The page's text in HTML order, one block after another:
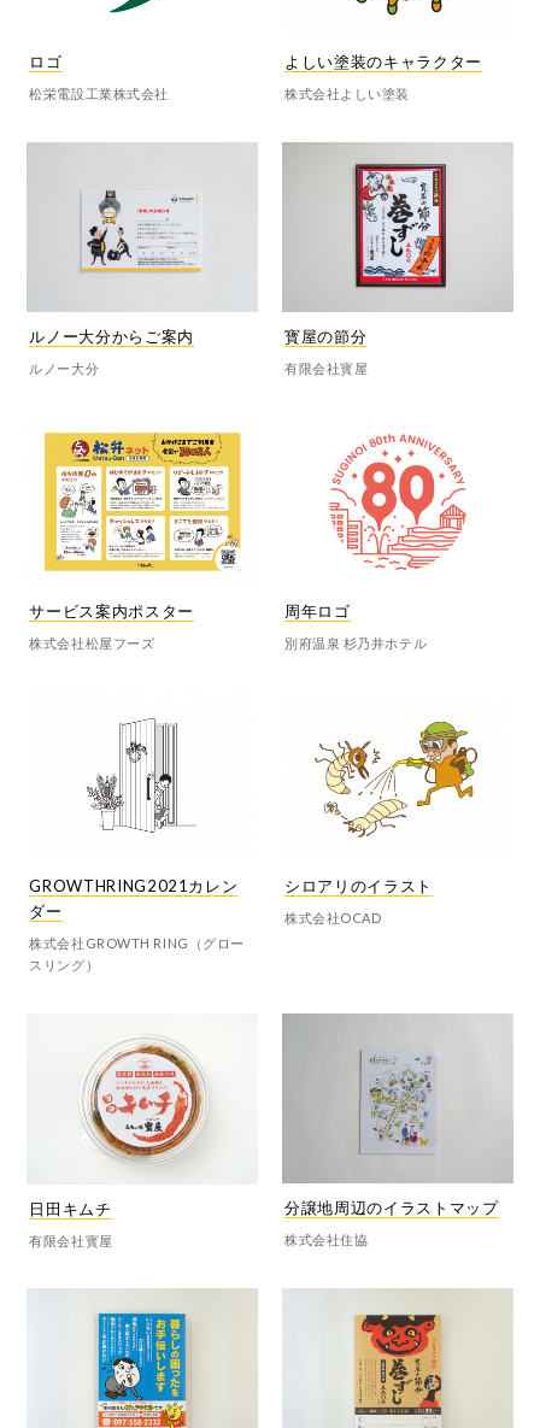
ロゴ
松栄電設工業株式会社
よしい塗装のキャラクター
株式会社よしい塗装
ルノー大分からご案内
ルノー大分
寳屋の節分
有限会社寳屋
サービス案内ポスター
株式会社松屋フーズ
周年ロゴ
別府温泉 杉乃井ホテル
GROWTHRING2021カレン
ダー
株式会社GROWTH RING（グロー
スリング）
シロアリのイラスト
株式会社OCAD
日田キムチ
有限会社寳屋
分譲地周辺のイラストマップ
株式会社住協